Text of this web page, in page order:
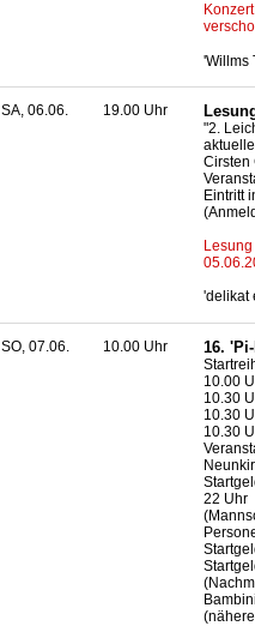
'Willms
SA, 06.06. 19.00 Uhr
"2.
Cirsten
Eintritt
'delikat
SO, 07.06. 10.00 Uhr 16.
10.00
10.30
10.30
10.30
22 Uhr